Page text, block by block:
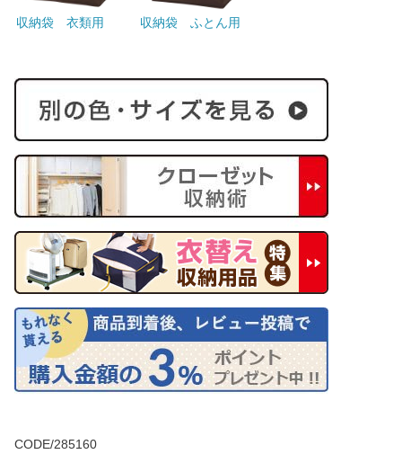
収納袋 衣類用 収納袋 ふとん用
CODE/285160